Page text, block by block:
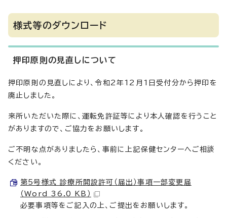
様式等のダウンロード
押印原則の見直しについて
押印原則の見直しにより、令和2年12月1日受付分から押印を
廃止しました。
来所いただいた際に、運転免許証等により本人確認を行うこと
がありますので、ご協力をお願いします。
ご不明な点がありましたら、事前に上記保健センターへご相談
ください。
第5号様式 診療所開設許可（届出）事項一部変更届
（Word 36.0 KB）
必要事項等をご記入の上、ご提出をお願いします。